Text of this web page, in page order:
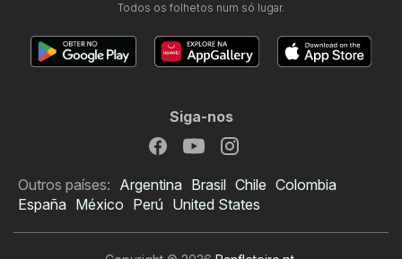
Todos os folhetos num só lugar.
Siga-nos
Outros países: Argentina Brasil Chile Colombia
España México Perú United States